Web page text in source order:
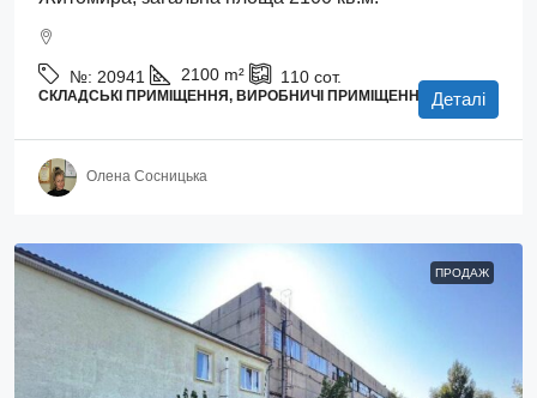
№: 20941 2100 m² 110 сот.
СКЛАДСЬКІ ПРИМІЩЕННЯ, ВИРОБНИЧІ ПРИМІЩЕННЯ Деталі
Олена Сосницька
ПРОДАЖ